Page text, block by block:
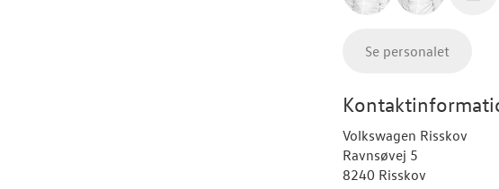
Se personalet
Volkswagen Risskov
Ravnsøvej 5
8240 Risskov